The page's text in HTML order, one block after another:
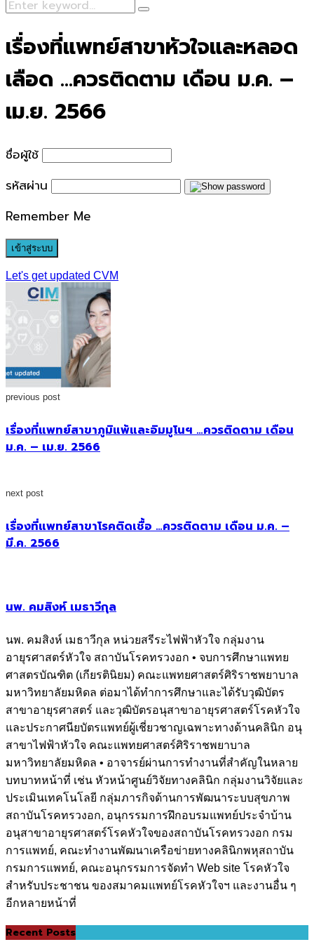
Search
for:
Search
เรื่องที่แพทย์สาขาหัวใจและหลอด
เลือด …ควรติดตาม เดือน ม.ค. –
เม.ย. 2566
ชื่อผู้ใช้
รหัสผ่าน
Remember Me
Let's get updated CVM
previous post
เรื่องที่แพทย์สาขาภูมิแพ้และอิมมูโนฯ …ควรติดตาม เดือน
ม.ค. – เม.ย. 2566
next post
เรื่องที่แพทย์สาขาโรคติดเชื้อ …ควรติดตาม เดือน ม.ค. –
มี.ค. 2566
นพ. คมสิงห์ เมธาวีกุล
นพ. คมสิงห์ เมธาวีกุล หน่วยสรีระไฟฟ้าหัวใจ กลุ่มงาน
อายุรศาสตร์หัวใจ สถาบันโรคทรวงอก • จบการศึกษาแพทย
ศาสตรบัณฑิต (เกียรตินิยม) คณะแพทยศาสตร์ศิริราชพยาบาล
มหาวิทยาลัยมหิดล ต่อมาได้ทำการศึกษาและได้รับวุฒิบัตร
สาขาอายุรศาสตร์ และวุฒิบัตรอนุสาขาอายุรศาสตร์โรคหัวใจ
และประกาศนียบัตรแพทย์ผู้เชี่ยวชาญเฉพาะทางด้านคลินิก อนุ
สาขาไฟฟ้าหัวใจ คณะแพทยศาสตร์ศิริราชพยาบาล
มหาวิทยาลัยมหิดล • อาจารย์ผ่านการทำงานที่สำคัญในหลาย
บทบาทหน้าที่ เช่น หัวหน้าศูนย์วิจัยทางคลินิก กลุ่มงานวิจัยและ
ประเมินเทคโนโลยี กลุ่มภารกิจด้านการพัฒนาระบบสุขภาพ
สถาบันโรคทรวงอก, อนุกรรมการฝึกอบรมแพทย์ประจำบ้าน
อนุสาขาอายุรศาสตร์โรคหัวใจของสถาบันโรคทรวงอก กรม
การแพทย์, คณะทำงานพัฒนาเครือข่ายทางคลินิกพหุสถาบัน
กรมการแพทย์, คณะอนุกรรมการจัดทำ Web site โรคหัวใจ
สำหรับประชาชน ของสมาคมแพทย์โรคหัวใจฯ และงานอื่น ๆ
อีกหลายหน้าที่
Recent Posts